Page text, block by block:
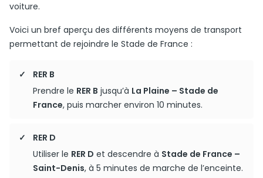
voiture.
Voici un bref aperçu des différents moyens de transport
permettant de rejoindre le Stade de France :
RER B
Prendre le RER B jusqu’à La Plaine – Stade de
France, puis marcher environ 10 minutes.
RER D
Utiliser le RER D et descendre à Stade de France –
Saint-Denis, à 5 minutes de marche de l’enceinte.